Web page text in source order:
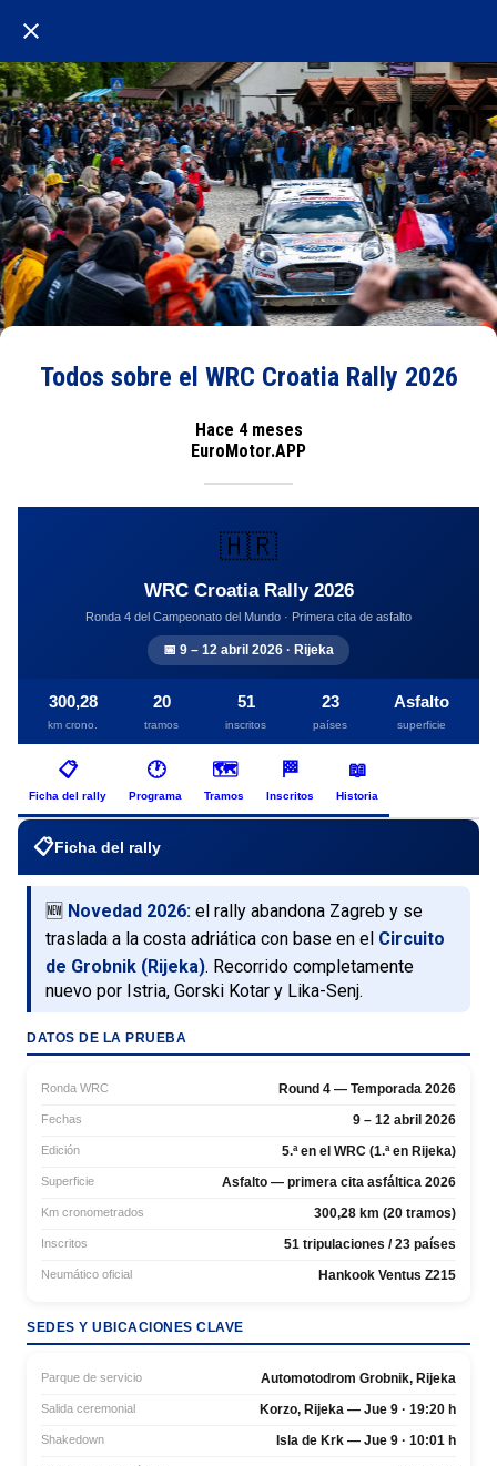
Todos sobre el WRC Croatia Rally 2026
Hace 4 meses
EuroMotor.APP
🇭🇷
WRC Croatia Rally 2026
Ronda 4 del Campeonato del Mundo · Primera cita de asfalto
📅 9 – 12 abril 2026 · Rijeka
300,28
km crono.
20
tramos
51
inscritos
23
países
Asfalto
superficie
📋
Ficha del rally
🕐
Programa
🗺️
Tramos
🏁
Inscritos
📖
Historia
📋Ficha del rally
🆕 Novedad 2026: el rally abandona Zagreb y se
traslada a la costa adriática con base en el Circuito
de Grobnik (Rijeka). Recorrido completamente
nuevo por Istria, Gorski Kotar y Lika-Senj.
DATOS DE LA PRUEBA
Ronda WRC Round 4 — Temporada 2026
Fechas 9 – 12 abril 2026
Edición 5.ª en el WRC (1.ª en Rijeka)
Superficie Asfalto — primera cita asfáltica 2026
Km cronometrados 300,28 km (20 tramos)
Inscritos 51 tripulaciones / 23 países
Neumático oficial Hankook Ventus Z215
SEDES Y UBICACIONES CLAVE
Parque de servicio Automotodrom Grobnik, Rijeka
Salida ceremonial Korzo, Rijeka — Jue 9 · 19:20 h
Shakedown Isla de Krk — Jue 9 · 10:01 h